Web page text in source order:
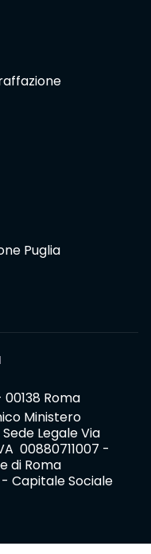
Puglia
Roma
Ministero
Legale Via
00880711007 -
di Roma
- Capitale Sociale